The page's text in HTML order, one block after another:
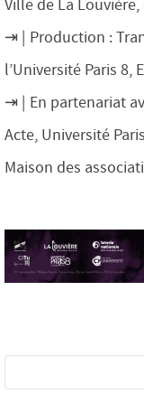
Ville de La
Production :
l’Université Paris 8,
En partenariat
Acte, Université
Maison des